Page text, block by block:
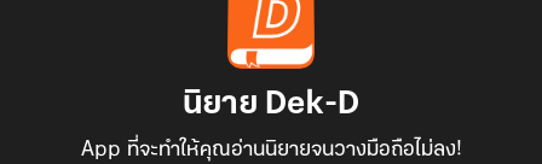
นิยาย Dek-D
App ที่จะทำให้คุณอ่านนิยายจนวางมือถือไม่ลง!